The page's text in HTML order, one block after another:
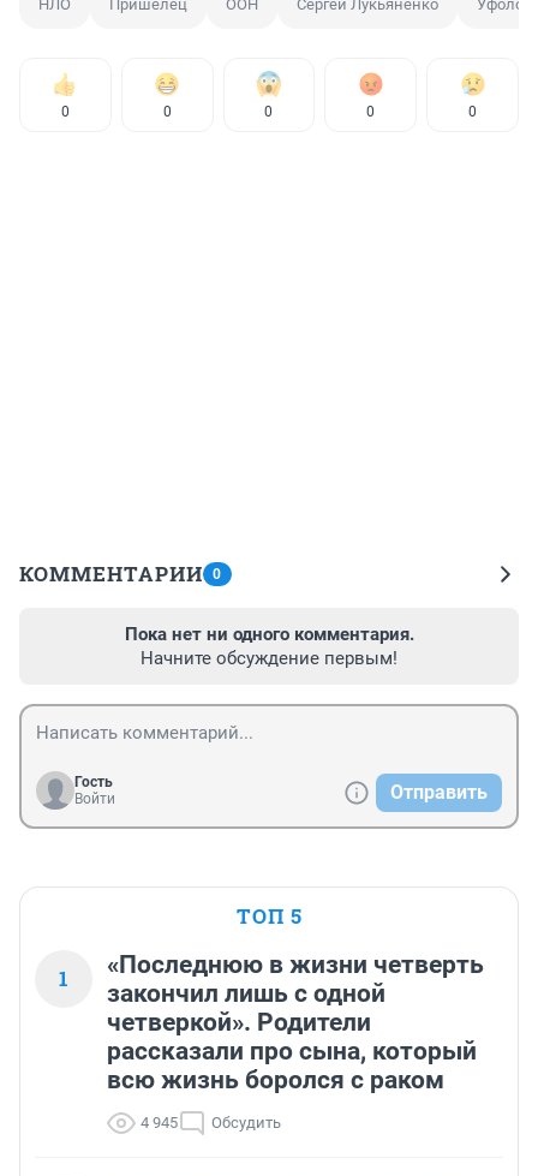
НЛО Пришелец ООН Сергей Лукьяненко Уфолог
0 0 0 0 0
КОММЕНТАРИИ 0
Пока нет ни одного комментария.
Начните обсуждение первым!
Гость
Войти
Отправить
ТОП 5
1
«Последнюю в жизни четверть
закончил лишь с одной
четверкой». Родители
рассказали про сына, который
всю жизнь боролся с раком
4 945 Обсудить